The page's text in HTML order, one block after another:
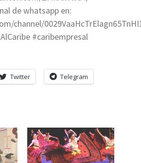
de whatsapp en:
channel/
#caribempresal
Twitter Telegram